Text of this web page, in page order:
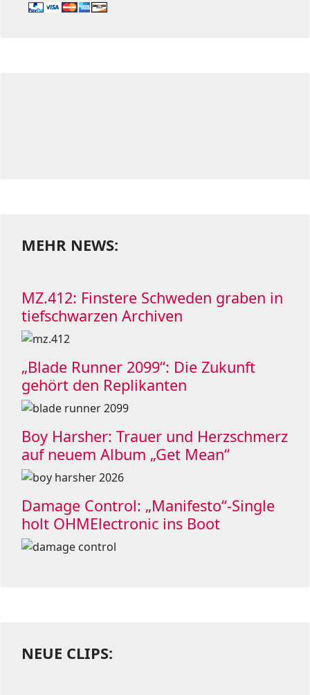
MEHR NEWS:
MZ.412: Finstere Schweden graben in
tiefschwarzen Archiven
„Blade Runner 2099“: Die Zukunft
gehört den Replikanten
Boy Harsher: Trauer und Herzschmerz
auf neuem Album „Get Mean“
Damage Control: „Manifesto“-Single
holt OHMElectronic ins Boot
NEUE CLIPS: